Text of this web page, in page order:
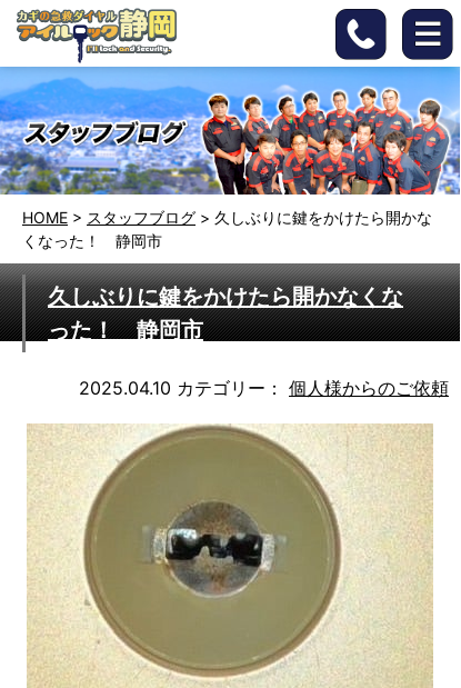
HOME > スタッフブログ > 久しぶりに鍵をかけたら開かな
くなった！ 静岡市
久しぶりに鍵をかけたら開かなくな
った！ 静岡市
2025.04.10 カテゴリー： 個人様からのご依頼